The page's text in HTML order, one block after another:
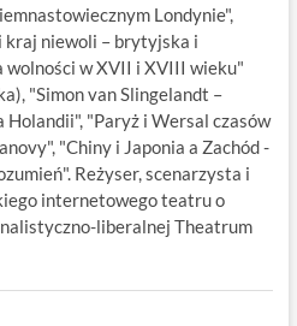
Londynie",
kraj niewoli – brytyjska i
wolności w XVII i XVIII wieku"
"Simon van Slingelandt –
Holandii", "Paryż i Wersal czasów
"Chiny i Japonia a Zachód -
Reżyser, scenarzysta i
internetowego teatru o
liberalnej Theatrum